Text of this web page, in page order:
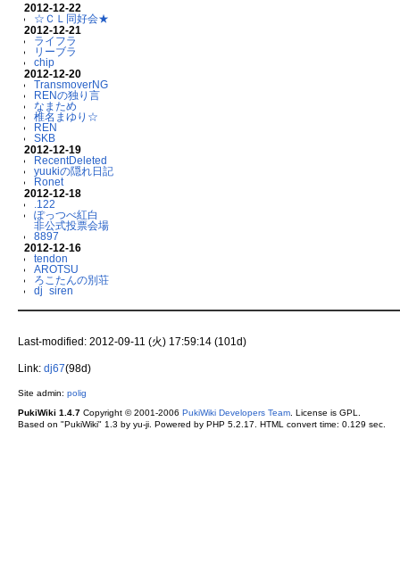
2012-12-22
☆ＣＬ同好会★
2012-12-21
ライフラ
リーブラ
chip
2012-12-20
TransmoverNG
RENの独り言
なまため
椎名まゆり☆
REN
SKB
2012-12-19
RecentDeleted
yuukiの隠れ日記
Ronet
2012-12-18
.122
ぽっつべ紅白
非公式投票会場
8897
2012-12-16
tendon
AROTSU
ろこたんの別荘
dj_siren
Last-modified: 2012-09-11 (火) 17:59:14 (101d)
Link: dj67(98d)
Site admin: polig
PukiWiki 1.4.7Copyright © 2001-2006 PukiWiki Developers Team. License is GPL.
Based on "PukiWiki" 1.3 by yu-ji. Powered by PHP 5.2.17. HTML convert time: 0.129 sec.